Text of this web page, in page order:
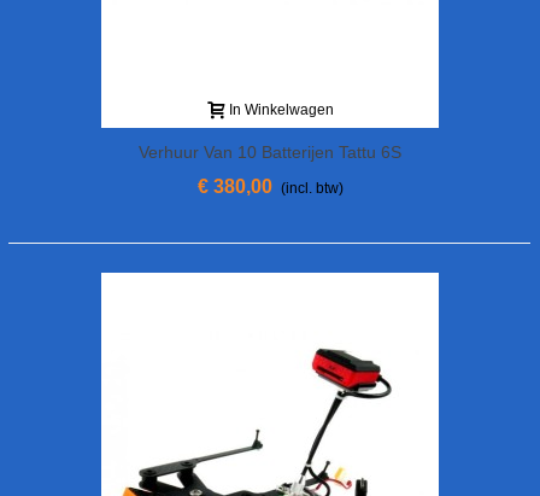
In Winkelwagen
Verhuur Van 10 Batterijen Tattu 6S
9000mAh + Fast Charger
€ 380,00 (incl. btw)